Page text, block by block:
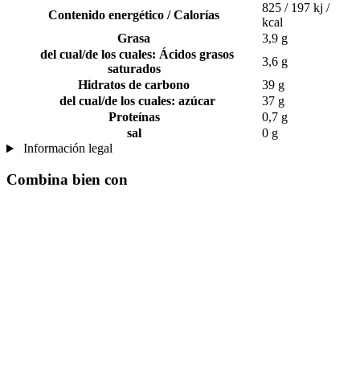
Contenido energético / Calorías
825 / 197 kj /
kcal
Grasa
3,9 g
del cual/de los cuales: Ácidos grasos
saturados
3,6 g
Hidratos de carbono
39 g
del cual/de los cuales: azúcar
37 g
Proteínas
0,7 g
sal
0 g
Información legal
Combina bien con